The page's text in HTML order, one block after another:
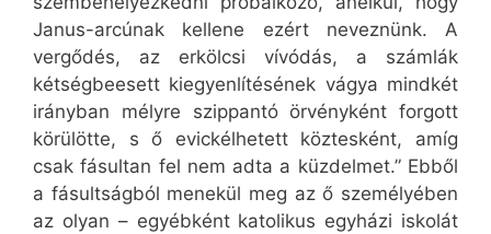
Janus-arcúnak kellene ezért neveznünk. A
vergődés, az erkölcsi vívódás, a számlák
kétségbeesett kiegyenlítésének vágya mindkét
irányban mélyre szippantó örvényként forgott
körülötte, s ő evickélhetett köztesként, amíg
csak fásultan fel nem adta a küzdelmet.” Ebből
a fásultságból menekül meg az ő személyében
az olyan – egyébként katolikus egyházi iskolát